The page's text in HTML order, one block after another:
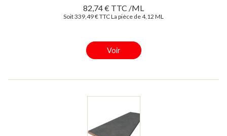
82,74 € TTC /ML
Soit 339,49 € TTC La pièce de 4,12 ML
Voir